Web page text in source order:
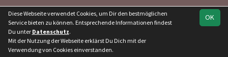
OK
Diese Webseite verwendet Cookies, um Dir den bestmöglichen
Service bieten zu können. Entsprechende Informationen findest
Du unter Datenschutz.
Mit der Nutzung der Webseite erklärst Du Dich mit der
Verwendung von Cookies einverstanden.